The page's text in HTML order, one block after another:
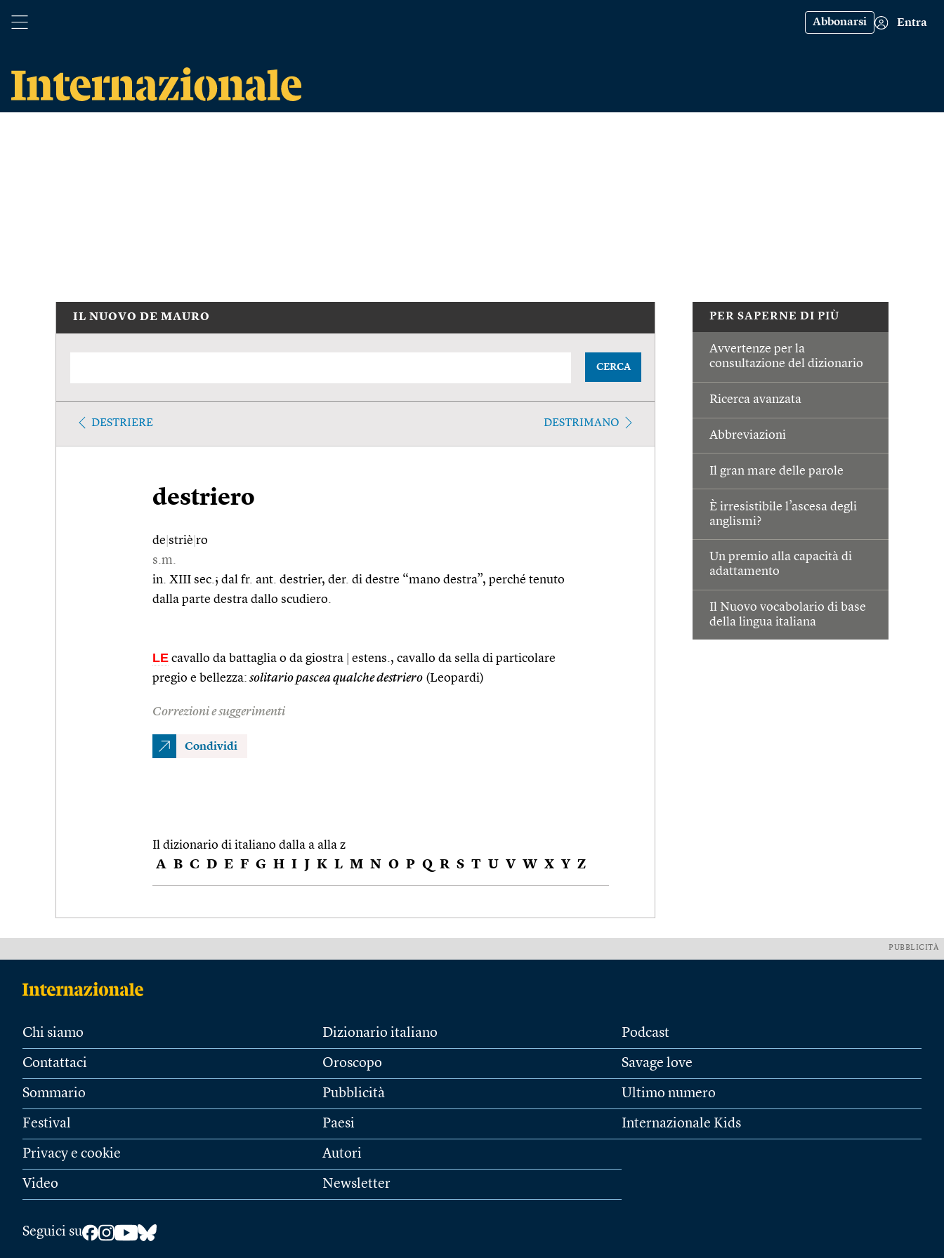
Abbonarsi Entra
PER SAPERNE DI PIÙ
Avvertenze per la
consultazione del dizionario
Ricerca avanzata
Abbreviazioni
Il gran mare delle parole
È irresistibile l’ascesa degli
anglismi?
Un premio alla capacità di
adattamento
Il Nuovo vocabolario di base
della lingua italiana
IL NUOVO DE MAURO
CERCA
DESTRIERE DESTRIMANO
destriero
de striè ro
s.m.
in. XIII sec.; dal fr. ant. destrier, der. di destre “mano destra”, perché tenuto
dalla parte destra dallo scudiero.
LE cavallo da battaglia o da giostra
estens., cavallo da sella di particolare
pregio e bellezza: solitario pascea qualche destriero (Leopardi)
Correzioni e suggerimenti
Condividi
Il dizionario di italiano dalla a alla z
A B C D E F G H I J K L M N O P Q R S T U V W X Y Z
PUBBLICITÀ
Chi siamo
Contattaci
Sommario
Festival
Privacy e cookie
Video
Dizionario italiano
Oroscopo
Pubblicità
Paesi
Autori
Newsletter
Podcast
Savage love
Ultimo numero
Internazionale Kids
Seguici su